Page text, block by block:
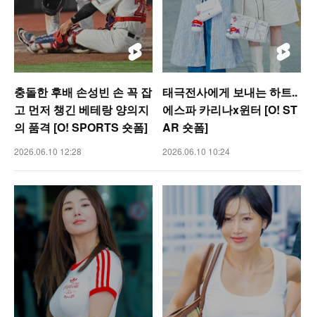
충돌한 후배 손성빈 손 꼭 잡
고 먼저 챙긴 베테랑 양의지
의 품격 [O! SPORTS 숏폼]
2026.06.10 12:28
태극전사에게 보내는 하트..
에스파 카리나x윈터 [O! ST
AR 숏폼]
2026.06.10 10:24